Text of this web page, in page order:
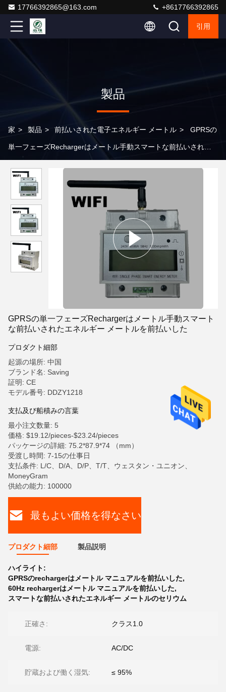
17766392865@163.com +8617766392865
引用
製品
家 > 製品 > 前払いされた電子エネルギー メートル > GPRSの
単一フェーズRechargerはメートル手動スマートな前払いされた
GPRSの単一フェーズRechargerはメートル手動スマート
な前払いされたエネルギー メートルを前払いした
プロダクト細部
起源の場所: 中国
ブランド名: Saving
証明: CE
モデル番号: DDZY1218
支払及び船積みの言葉
最小注文数量: 5
価格: $19.12/pieces-$23.24/pieces
パッケージの詳細: 75.2*87.9*74 （mm）
受渡し時間: 7-15の仕事日
支払条件: L/C、D/A、D/P、T/T、ウェスタン・ユニオン、
MoneyGram
供給の能力: 100000
最もよい価格を得なさい
プロダクト細部 製品説明
ハイライト:
GPRSのrechargerはメートル マニュアルを前払いした,
60Hz rechargerはメートル マニュアルを前払いした,
スマートな前払いされたエネルギー メートルのセリウム
正確さ: クラス1.0
電源: AC/DC
貯蔵および働く湿気: ≤ 95%